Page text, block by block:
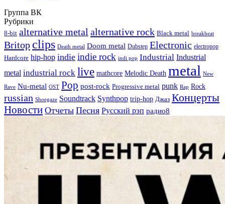
Группа ВК
Рубрики
8-bit alternative metal alternative rock Black metal breakbeat
Britop clips Death metal Doom metal Dubstep Electronic electropop
Hardcore hip-hop indie indie rock indi pop Industrial Industrial
metal industrial rock live mathcore Melodic Death metal New
Rave Nu-metal OST Pop post-rock Progressive metal punk Rap Rock
russian Shoegaze Soundtrack Synthpop trip-hop Джаз Концерты
Новости Отчеты Песня Русский рэп радио8